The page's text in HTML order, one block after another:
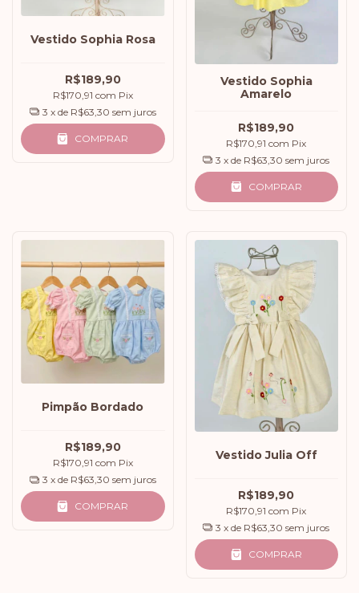
Vestido Sophia Rosa
R$189,90
R$170,91 com Pix
3 x de R$63,30 sem juros
COMPRAR
Vestido Sophia
Amarelo
R$189,90
R$170,91com Pix
3 x de R$63,30 sem juros
COMPRAR
Pimpão Bordado
R$189,90
R$170,91 com Pix
3 x de R$63,30 sem juros
COMPRAR
Vestido Julia Off
R$189,90
R$170,91com Pix
3 x de R$63,30 sem juros
COMPRAR